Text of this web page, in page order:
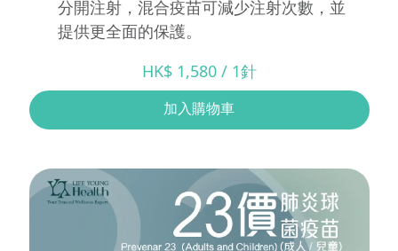
分開注射，混合疫苗可減少注射次數，並
提供更全面的保護。
HK$ 1,580 / 1針
加入購物車